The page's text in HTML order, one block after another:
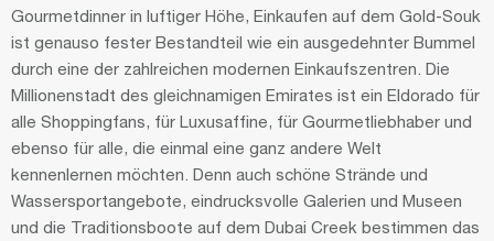
Gourmetdinner in luftiger Höhe, Einkaufen auf dem Gold-Souk
ist genauso fester Bestandteil wie ein ausgedehnter Bummel
durch eine der zahlreichen modernen Einkaufszentren. Die
Millionenstadt des gleichnamigen Emirates ist ein Eldorado für
alle Shoppingfans, für Luxusaffine, für Gourmetliebhaber und
ebenso für alle, die einmal eine ganz andere Welt
kennenlernen möchten. Denn auch schöne Strände und
Wassersportangebote, eindrucksvolle Galerien und Museen
und die Traditionsboote auf dem Dubai Creek bestimmen das